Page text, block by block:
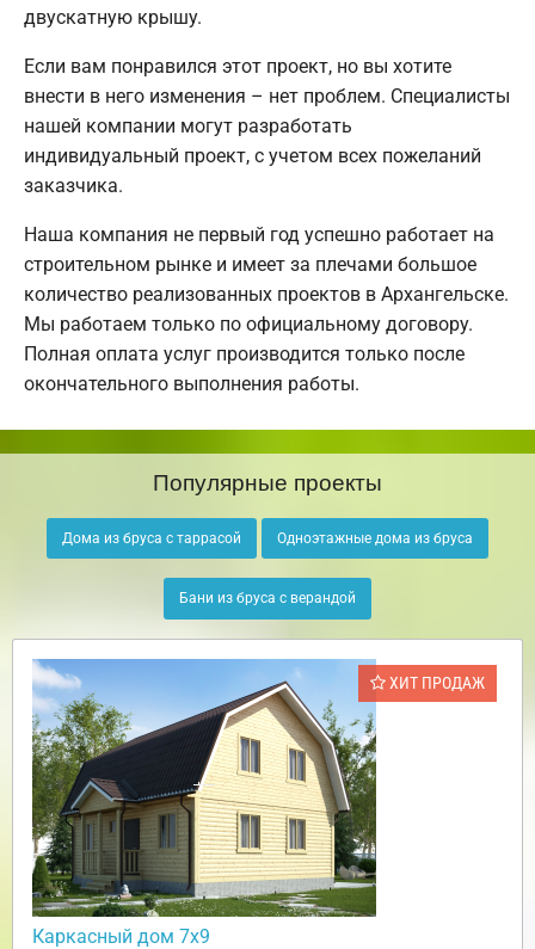
двускатную крышу.
Если вам понравился этот проект, но вы хотите
внести в него изменения – нет проблем. Специалисты
нашей компании могут разработать
индивидуальный проект, с учетом всех пожеланий
заказчика.
Наша компания не первый год успешно работает на
строительном рынке и имеет за плечами большое
количество реализованных проектов в Архангельске.
Мы работаем только по официальному договору.
Полная оплата услуг производится только после
окончательного выполнения работы.
Популярные проекты
Дома из бруса с таррасой Одноэтажные дома из бруса
Бани из бруса с верандой
ХИТ ПРОДАЖ
Каркасный дом 7х9